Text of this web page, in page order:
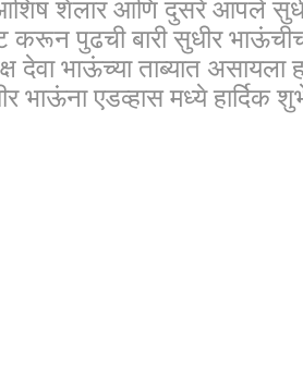
शेलार आणि दुसरे आपले
करून पुढची बारी सुधीर
भाऊंच्या ताब्यात असायला
भाऊंना एडव्हास मध्ये हार्दिक